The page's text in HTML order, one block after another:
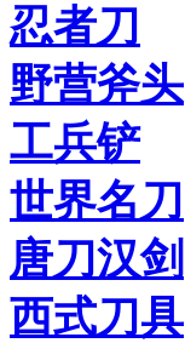
忍者刀
野营斧头
工兵铲
世界名刀
唐刀汉剑
西式刀具